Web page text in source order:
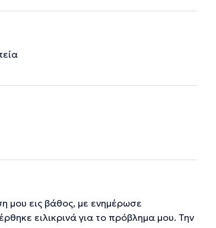
μου εις βάθος, με ενημέρωσε
ειλικρινά για το πρόβλημα μου. Την